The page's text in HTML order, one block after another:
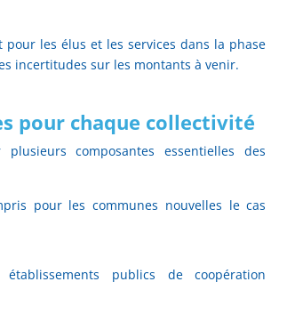
les élus et les services dans la phase
incertitudes sur les montants à venir.
pour chaque collectivité
composantes essentielles des
pour les communes nouvelles le cas
publics de coopération